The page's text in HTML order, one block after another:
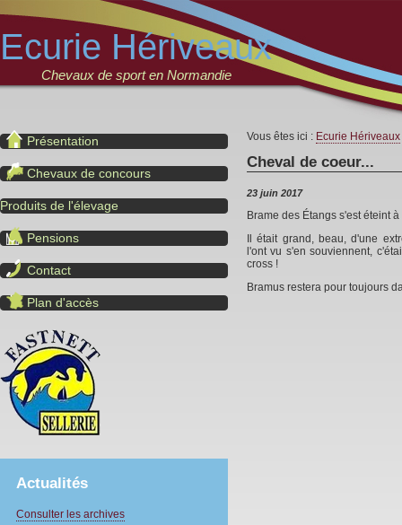
Ecurie Hériveaux
Chevaux de sport en Normandie
Présentation
Chevaux de concours
Produits de l'élevage
Pensions
Contact
Plan d'accès
Actualités
Consulter les archives
Vous êtes ici : Ecurie Hériveaux
Cheval de coeur...
23 juin 2017
Brame des Étangs s'est éteint
Il était grand, beau, d'une
l'ont vu s'en souviennent,
cross !
Bramus restera pour toujours